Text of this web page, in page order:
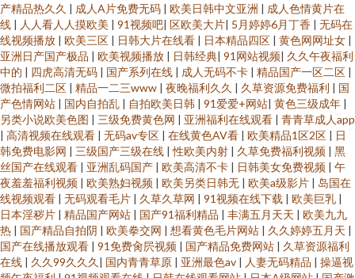
产精品热久久 | 成人A片免费无码 | 欧美日韩中文亚洲 | 成人色情黄片在
线 | 人人看人人摸欧美 | 91视频吧| 区欧美大片| 5月婷婷6月丁香 | 无码在
线视频播放 | 欧美三区 | 日韩大片在线看 | 日本精品四区 | 黄色网网址女 |
亚洲日产国产极品 | 欧美视频播放 | 日韩经典| 91网站视频| 久久午夜福利
中的 | 四虎高清无码 | 国产系列在线 | 成人无码不卡 | 精品国产一区二区 |
微拍福利二区 | 精品一二三www | 夜晚福利久久 | 久草资源免费福利 | 国
产色情网站 | 国内自拍乱 | 自拍欧美日韩 | 91爱爱+网站| 黄色三级成年 |
另类小说欧美色图 | 三级免费黄色网 | 亚洲福利在线观看 | 青青草成人app
| 高清视频在线观看 | 无码av专区 | 在线黄色AV看 | 欧美精品1区2区 | 日
韩免费电影网 | 三级国产三级在线 |性欧美内射 | 久草免费福利视频 | 黑
丝国产在线观看 | 亚洲乱码国产 | 欧美高清不卡 | 日韩美女免费视频 | 午
夜羞羞福利视频 | 欧美熟妇视频 | 欧美另类日韩无 | 欧美a级影片 | 岛国在
线视频观看 | 无码观看毛片 | 久草久草网 | 91视频在线下载 | 欧美巨乳 |
日本淫秽片 | 精品国产网站 | 国产91福利精品 | 丰满五月天天 | 欧美九九
热 | 国产精品自拍阴 | 欧美拳交网 | 想看黄色毛片网站 | 久久婷婷五月天 |
国产在线播放观看 | 91免费肏屄视频 | 国产精品免费网站 | 久草资源福利
在线 | 久久99久久久 | 国内青青草原 | 亚洲最色av | 人妻无码精品 | 操逼视